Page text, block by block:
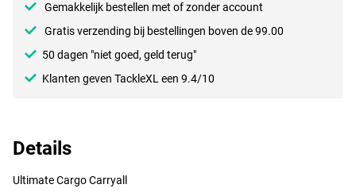
Gemakkelijk bestellen met of zonder account
Gratis verzending bij bestellingen boven de 99.00
50 dagen "niet goed, geld terug"
Klanten geven TackleXL een 9.4/10
Details
Ultimate Cargo Carryall